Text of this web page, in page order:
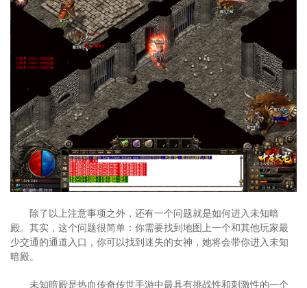
除了以上注意事项之外，还有一个问题就是如何进入未知暗
殿。其实，这个问题很简单：你需要找到地图上一个和其他玩家最
少交通的通道入口，你可以找到迷失的女神，她将会带你进入未知
暗殿。
未知暗殿是热血传奇传世手游中最具有挑战性和刺激性的一个